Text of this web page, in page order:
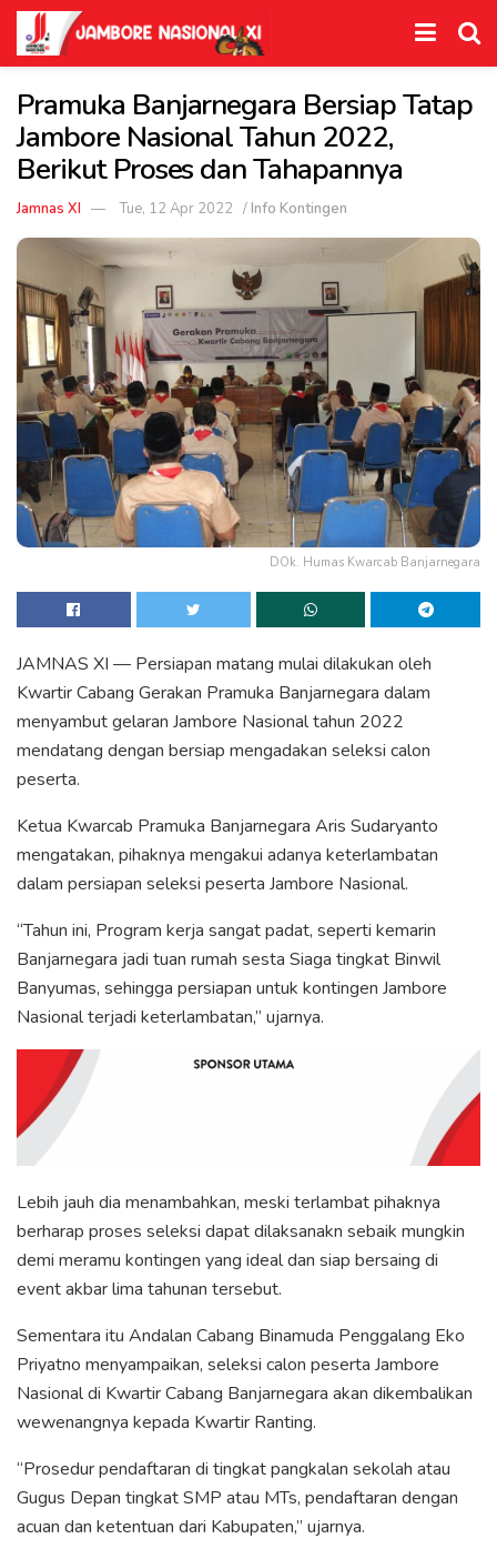
Pramuka Banjarnegara Bersiap Tatap
Jambore Nasional Tahun 2022,
Berikut Proses dan Tahapannya
Jamnas XI Tue, 12 Apr 2022 /Info Kontingen
DOk. Humas Kwarcab Banjarnegara
JAMNAS XI — Persiapan matang mulai dilakukan oleh
Kwartir Cabang Gerakan Pramuka Banjarnegara dalam
menyambut gelaran Jambore Nasional tahun 2022
mendatang dengan bersiap mengadakan seleksi calon
peserta.
Ketua Kwarcab Pramuka Banjarnegara Aris Sudaryanto
mengatakan, pihaknya mengakui adanya keterlambatan
dalam persiapan seleksi peserta Jambore Nasional.
“Tahun ini, Program kerja sangat padat, seperti kemarin
Banjarnegara jadi tuan rumah sesta Siaga tingkat Binwil
Banyumas, sehingga persiapan untuk kontingen Jambore
Nasional terjadi keterlambatan,” ujarnya.
Lebih jauh dia menambahkan, meski terlambat pihaknya
berharap proses seleksi dapat dilaksanakn sebaik mungkin
demi meramu kontingen yang ideal dan siap bersaing di
event akbar lima tahunan tersebut.
Sementara itu Andalan Cabang Binamuda Penggalang Eko
Priyatno menyampaikan, seleksi calon peserta Jambore
Nasional di Kwartir Cabang Banjarnegara akan dikembalikan
wewenangnya kepada Kwartir Ranting.
“Prosedur pendaftaran di tingkat pangkalan sekolah atau
Gugus Depan tingkat SMP atau MTs, pendaftaran dengan
acuan dan ketentuan dari Kabupaten,” ujarnya.